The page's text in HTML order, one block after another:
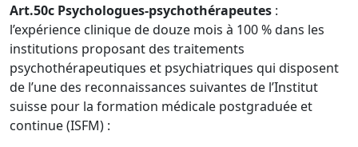
Art.50c Psychologues-psychothérapeutes :
l’expérience clinique de douze mois à 100 % dans les
institutions proposant des traitements
psychothérapeutiques et psychiatriques qui disposent
de l’une des reconnaissances suivantes de l’Institut
suisse pour la formation médicale postgraduée et
continue (ISFM) :